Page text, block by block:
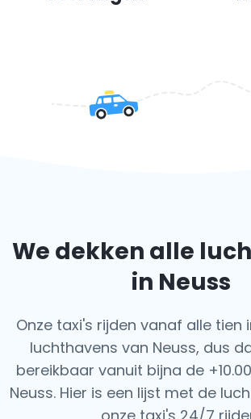
We dekken alle
in Neuss
Onze taxi's rijden vanaf alle tien
luchthavens van Neuss, dus
bereikbaar vanuit bijna de
Neuss. Hier is een lijst met de